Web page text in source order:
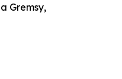
Gremsy,